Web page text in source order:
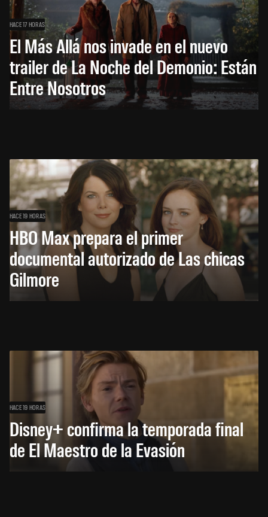
HACE 17 HORAS
El Más Allá nos invade en el nuevo
trailer de La Noche del Demonio: Están
Entre Nosotros
HACE 19 HORAS
HBO Max prepara el primer
documental autorizado de Las chicas
Gilmore
HACE 19 HORAS
Disney+ confirma la temporada final
de El Maestro de la Evasión